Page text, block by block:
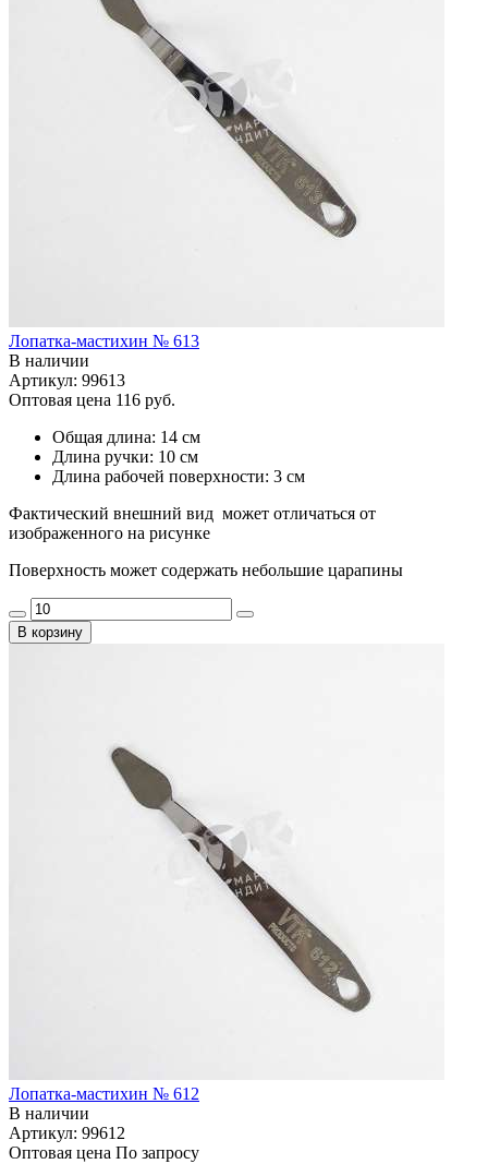
Лопатка-мастихин № 613
В наличии
Артикул: 99613
Оптовая цена 116 руб.
Общая длина: 14 см
Длина ручки: 10 см
Длина рабочей поверхности: 3 см
Фактический внешний вид может отличаться от
изображенного на рисунке
Поверхность может содержать небольшие царапины
В корзину
Лопатка-мастихин № 612
В наличии
Артикул: 99612
Оптовая цена По запросу